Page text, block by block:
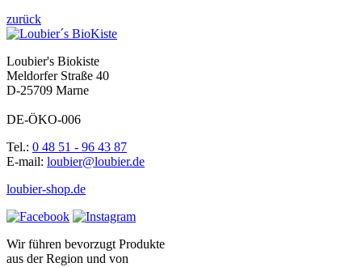
zurück
Loubier's Biokiste
Meldorfer Straße 40
D-25709 Marne
DE-ÖKO-006
Tel.: 0 48 51 - 96 43 87
E-mail: loubier@loubier.de
loubier-shop.de
Wir führen bevorzugt Produkte
aus der Region und von